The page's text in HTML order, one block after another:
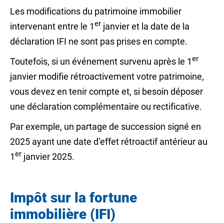
Les modifications du patrimoine immobilier
intervenant entre le 1er janvier et la date de la
déclaration IFI ne sont pas prises en compte.
Toutefois, si un événement survenu après le 1er
janvier modifie rétroactivement votre patrimoine,
vous devez en tenir compte et, si besoin déposer
une déclaration complémentaire ou rectificative.
Par exemple, un partage de succession signé en
2025 ayant une date d’effet rétroactif antérieur au
1er janvier 2025.
Impôt sur la fortune
immobilière (IFI)